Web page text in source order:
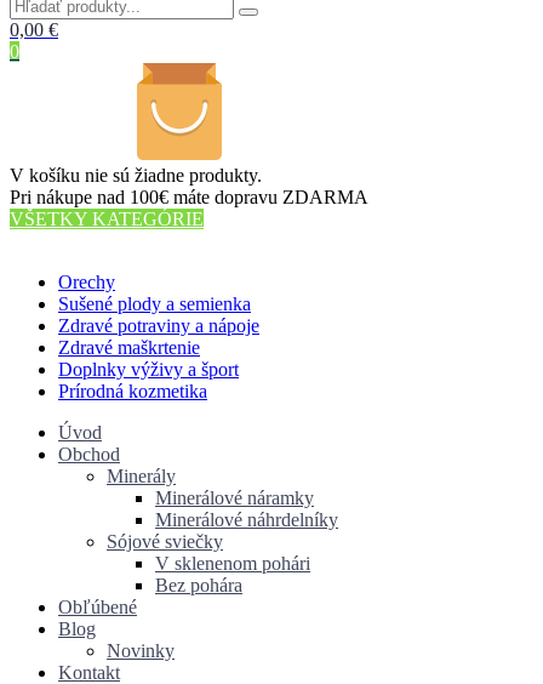
0,00 €
0
V košíku nie sú žiadne produkty.
Pri nákupe nad 100€ máte dopravu ZDARMA
VŠETKY KATEGÓRIE
Orechy
Sušené plody a semienka
Zdravé potraviny a nápoje
Zdravé maškrtenie
Doplnky výživy a šport
Prírodná kozmetika
Úvod
Obchod
Minerály
Minerálové náramky
Minerálové náhrdelníky
Sójové sviečky
V sklenenom pohári
Bez pohára
Obľúbené
Blog
Novinky
Kontakt